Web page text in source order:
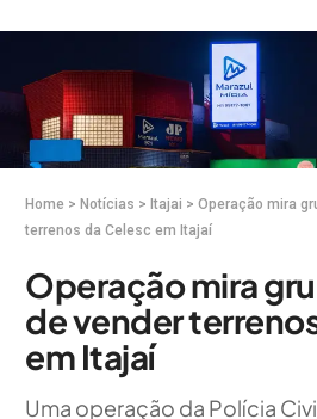
Home > Notícias > Itajai > Operação mira
terrenos da Celesc em Itajaí
Operação mira
de vender
em Itajaí
Uma operação da Polícia